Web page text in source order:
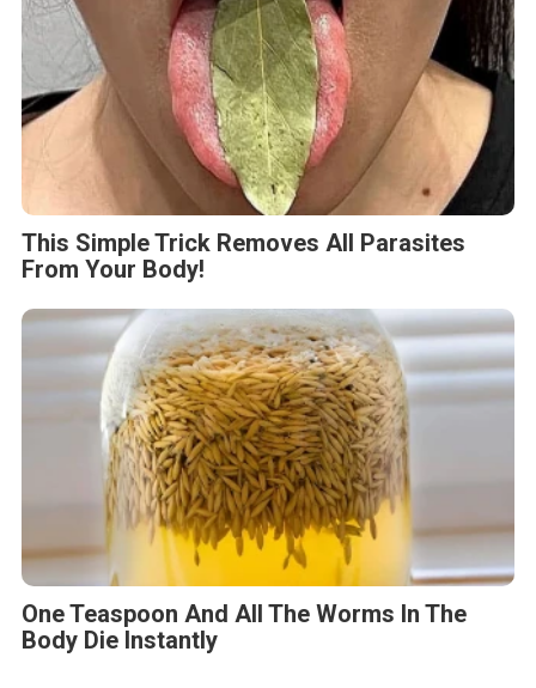
This Simple Trick Removes All Parasites
From Your Body!
One Teaspoon And All The Worms In The
Body Die Instantly